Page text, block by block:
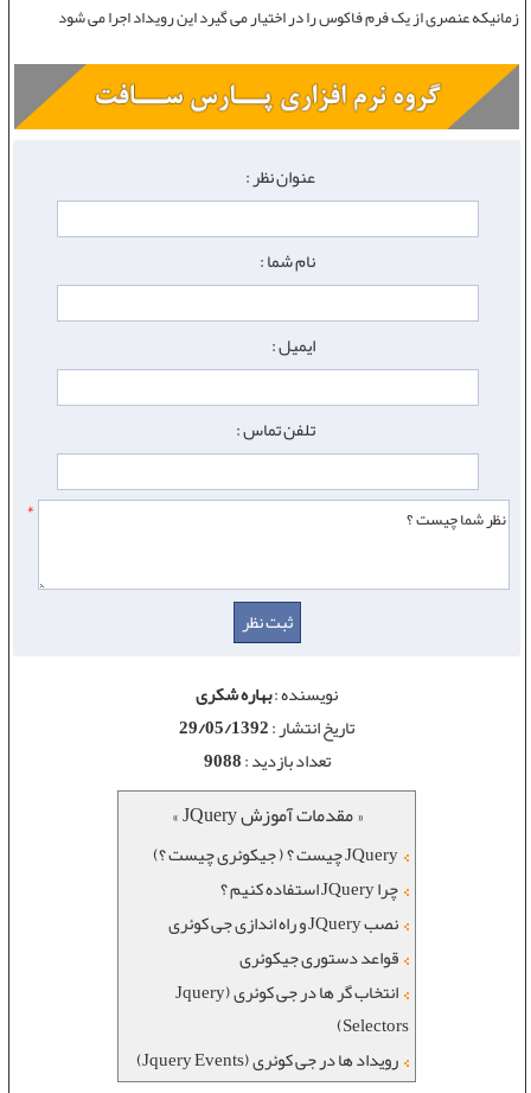
زمانیکه عنصری از یک فرم فاکوس را در اختیار می گیرد این رویداد اجرا می شود
عنوان نظر :
نام شما :
ایمیل :
تلفن تماس :
*
نویسنده :بهاره شکری
تاریخ انتشار :29/05/1392
تعداد بازدید :9088
« مقدمات آموزش JQuery »
JQuery چیست ؟ ( جیکوئری چیست ؟)
چرا JQuery استفاده کنیم ؟
نصب JQuery و راه اندازی جی کوئری
قواعد دستوری جیکوئری
انتخاب گر ها در جی کوئری (Jquery
Selectors)
رویداد ها در جی کوئری (Jquery Events)